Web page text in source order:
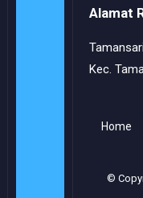
Alamat
Kec.
Home
©